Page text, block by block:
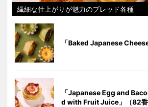
繊細な仕上がりが魅力のブレッド各種
「Baked Japanese
「Japanese Egg and
d with Fruit Juice」（82香